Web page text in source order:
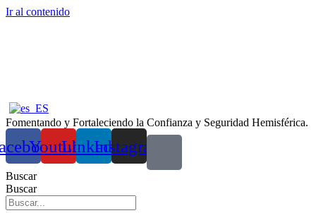
Ir al contenido
Fomentando y Fortaleciendo la Confianza y Seguridad Hemisférica.
YoutubeLinkedin
Instagram
Buscar
Buscar